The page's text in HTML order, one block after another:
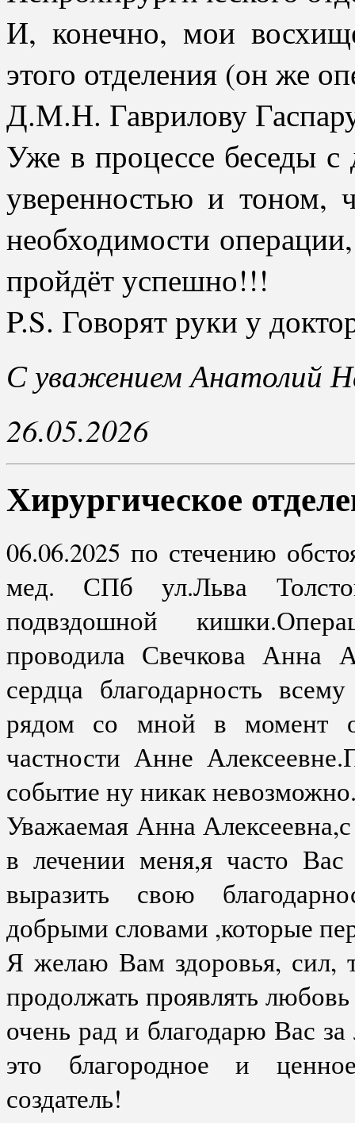
И, конечно, мои
этого отделения (он же
Д.М.Н. Гаврилову
Уже в процессе беседы с
уверенностью и тоном,
необходимости
пройдёт успешно!!!
P.S. Говорят руки у
С уважением Анатолий
26.05.2026
Хирургическое
06.06.2025 по стечению
мед. СПб ул.Льва
подвздошной
проводила Свечкова Анна
сердца благодарность
рядом со мной в момент
частности Анне
событие ну никак
Уважаемая Анна
в лечении меня,я часто
выразить свою
добрыми словами ,которые
Я желаю Вам здоровья, сил,
продолжать проявлять
очень рад и благодарю Вас
это благородное и
создатель!